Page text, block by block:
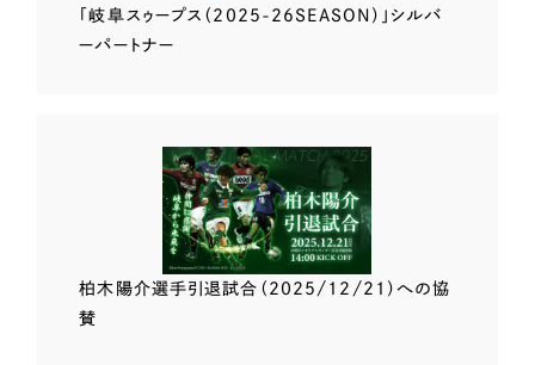
「岐阜スゥープス （2025-26SEASON）」 シルバ
ーパートナー
柏木陽介選手引退試合（2025/12/21）への協
賛